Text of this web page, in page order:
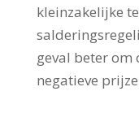
kleinzakelijke
geval beter om
negatieve